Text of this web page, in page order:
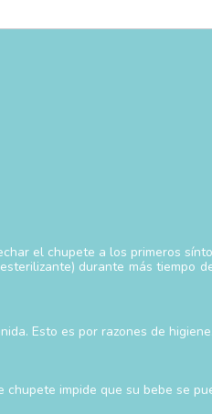
el chupete a los primeros
durante más tiempo
Esto es por razones de higiene.
chupete impide que su bebe se